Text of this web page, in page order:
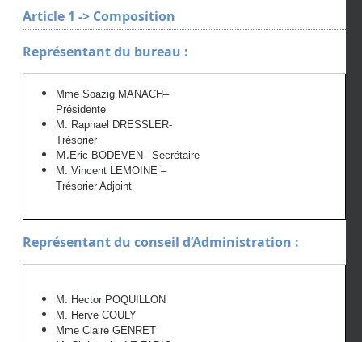
Article 1 -> Composition
Représentant du bureau :
MmeSoazig MANACH–
Présidente
M. Raphael DRESSLER-
Trésorier
M. Eric BODEVEN–Secrétaire
M.Vincent LEMOINE–
Trésorier Adjoint
Représentant du conseil d’Administration :
M. Hector POQUILLON
M. Herve COULY
Mme Claire GENRET